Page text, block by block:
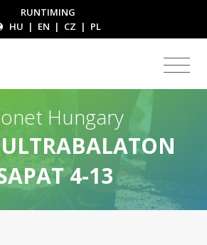
RUNTIMING
HU | EN | CZ | PL
Hungary
4-13